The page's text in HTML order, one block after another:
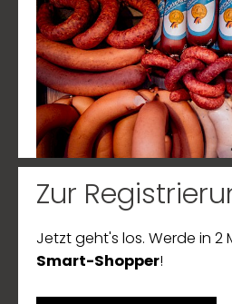
Zur
Jetzt geht's los. Werde in 2
Smart-Shopper!